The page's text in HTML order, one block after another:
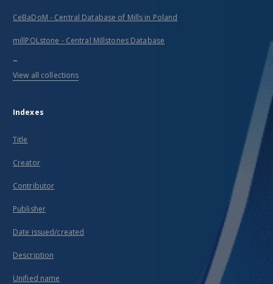
CeBaDoM - Central Database of Mills in Poland
millPOLstone - Central Millstones Database
...
View all collections
Indexes
Title
Creator
Contributor
Publisher
Date issued/created
Description
Unified name